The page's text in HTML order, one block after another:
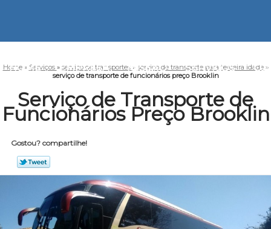
HOME EMPRESA MISSÃO SERVIÇOS
Home » Serviços » serviço de transportes » serviço de transporte para terceira idade »
serviço de transporte de funcionários preço Brooklin
Serviço de Transporte de
Funcionários Preço Brooklin
Gostou? compartilhe!